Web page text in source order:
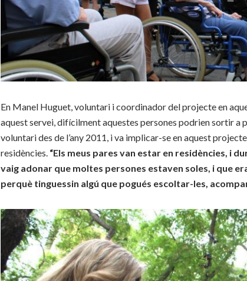
En Manel Huguet, voluntari i coordinador del projecte en
aquest servei, difícilment aquestes persones podrien sortir a
voluntari des de l’any 2011, i va implicar-se en aquest
residències. “Els meus pares van estar en residències, i
vaig adonar que moltes persones estaven soles, i que
perquè tinguessin algú que pogués escoltar-les,